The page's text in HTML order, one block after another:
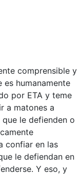
comprensible y
humanamente
por ETA y teme
a matones a
le defienden o
confiar en las
le defiendan en
Y eso, y